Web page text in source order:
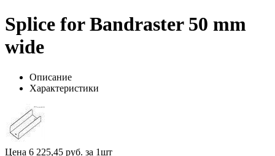
Splice for Bandraster 50 mm
wide
Описание
Характеристики
Цена 6 225,45 руб. за 1шт